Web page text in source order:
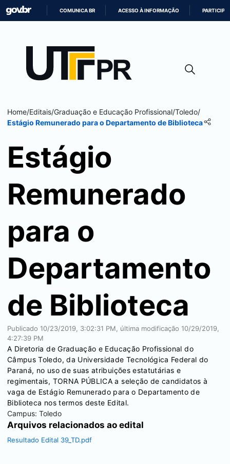
CONTEÚDO
COMUNICA BR ACESSO À INFORMAÇÃO PARTICIPE
Home/Editais/Graduação e Educação Profissional/Toledo/
Estágio Remunerado para o Departamento de Biblioteca
Estágio
Remunerado
para o
Departamento
de Biblioteca
Publicado 10/23/2019, 3:02:31 PM , última modificação 10/29/2019,
4:27:39 PM
A Diretoria de Graduação e Educação Profissional do
Câmpus Toledo, da Universidade Tecnológica Federal do
Paraná, no uso de suas atribuições estatutárias e
regimentais, TORNA PÚBLICA a seleção de candidatos à
vaga de Estágio Remunerado para o Departamento de
Biblioteca nos termos deste Edital.
Campus: Toledo
Arquivos relacionados ao edital
Resultado Edital 39_TD.pdf